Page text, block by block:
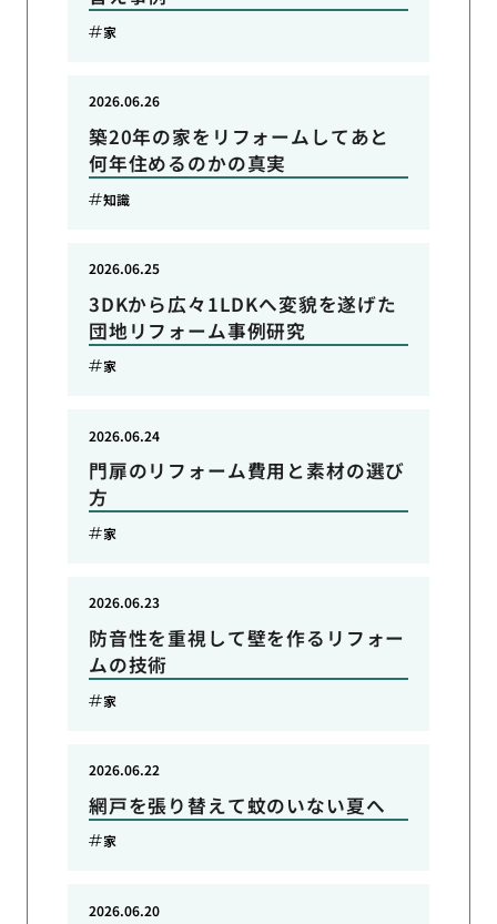
家
築20年の家をリフォームしてあと
何年住めるのかの真実
2026.06.26
知識
3DKから広々1LDKへ変貌を遂げた
団地リフォーム事例研究
2026.06.25
家
門扉のリフォーム費用と素材の選び
方
2026.06.24
家
防音性を重視して壁を作るリフォー
ムの技術
2026.06.23
家
網戸を張り替えて蚊のいない夏へ
2026.06.22
家
2026.06.20